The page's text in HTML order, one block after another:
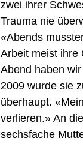
zwei ihrer
Trauma nie
«Abends
Arbeit meist ihre
Abend haben
2009 wurde sie
überhaupt.
verlieren.» An
sechsfache